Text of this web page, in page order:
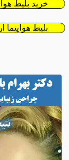
خرید بلیط
بلیط هواپیما